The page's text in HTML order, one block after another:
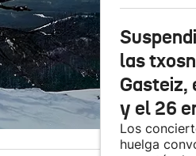
las
Gasteiz,
y el 26
Los
huelga